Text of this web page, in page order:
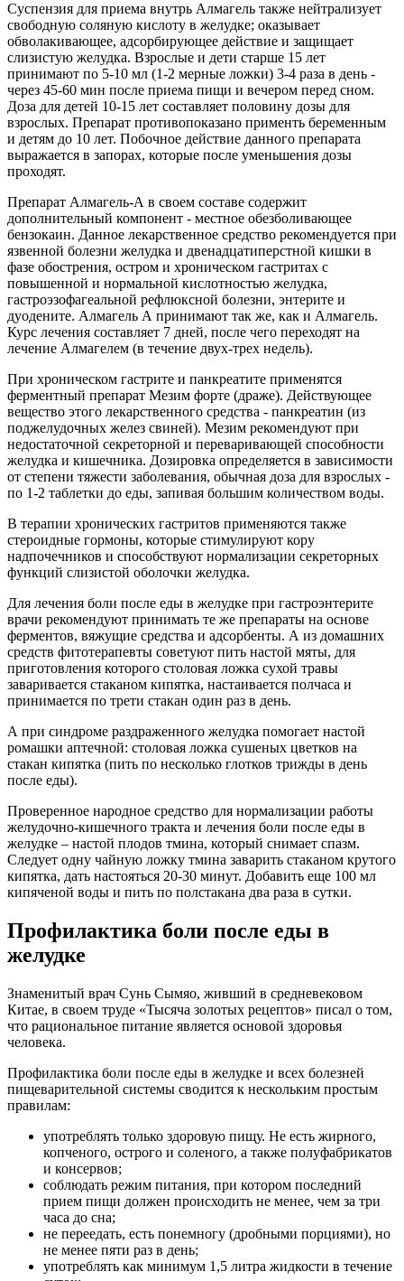
Суспензия для приема внутрь Алмагель также нейтрализует
свободную соляную кислоту в желудке; оказывает
обволакивающее, адсорбирующее действие и защищает
слизистую желудка. Взрослые и дети старше 15 лет
принимают по 5-10 мл (1-2 мерные ложки) 3-4 раза в день -
через 45-60 мин после приема пищи и вечером перед сном.
Доза для детей 10-15 лет составляет половину дозы для
взрослых. Препарат противопоказано применть беременным
и детям до 10 лет. Побочное действие данного препарата
выражается в запорах, которые после уменьшения дозы
проходят.
Препарат Алмагель-А в своем составе содержит
дополнительный компонент - местное обезболивающее
бензокаин. Данное лекарственное средство рекомендуется при
язвенной болезни желудка и двенадцатиперстной кишки в
фазе обострения, остром и хроническом гастритах с
повышенной и нормальной кислотностью желудка,
гастроэзофагеальной рефлюксной болезни, энтерите и
дуодените. Алмагель А принимают так же, как и Алмагель.
Курс лечения составляет 7 дней, после чего переходят на
лечение Алмагелем (в течение двух-трех недель).
При хроническом гастрите и панкреатите применятся
ферментный препарат Мезим форте (драже). Действующее
вещество этого лекарственного средства - панкреатин (из
поджелудочных желез свиней). Мезим рекомендуют при
недостаточной секреторной и переваривающей способности
желудка и кишечника. Дозировка определяется в зависимости
от степени тяжести заболевания, обычная доза для взрослых -
по 1-2 таблетки до еды, запивая большим количеством воды.
В терапии хронических гастритов применяются также
стероидные гормоны, которые стимулируют кору
надпочечников и способствуют нормализации секреторных
функций слизистой оболочки желудка.
Для лечения боли после еды в желудке при гастроэнтерите
врачи рекомендуют принимать те же препараты на основе
ферментов, вяжущие средства и адсорбенты. А из домашних
средств фитотерапевты советуют пить настой мяты, для
приготовления которого столовая ложка сухой травы
заваривается стаканом кипятка, настаивается полчаса и
принимается по трети стакан один раз в день.
А при синдроме раздраженного желудка помогает настой
ромашки аптечной: столовая ложка сушеных цветков на
стакан кипятка (пить по несколько глотков трижды в день
после еды).
Проверенное народное средство для нормализации работы
желудочно-кишечного тракта и лечения боли после еды в
желудке – настой плодов тмина, который снимает спазм.
Следует одну чайную ложку тмина заварить стаканом крутого
кипятка, дать настояться 20-30 минут. Добавить еще 100 мл
кипяченой воды и пить по полстакана два раза в сутки.
Профилактика боли после еды в
желудке
Знаменитый врач Сунь Сымяо, живший в средневековом
Китае, в своем труде «Тысяча золотых рецептов» писал о том,
что рациональное питание является основой здоровья
человека.
Профилактика боли после еды в желудке и всех болезней
пищеварительной системы сводится к нескольким простым
правилам:
употреблять только здоровую пищу. Не есть жирного,
копченого, острого и соленого, а также полуфабрикатов
и консервов;
соблюдать режим питания, при котором последний
прием пищи должен происходить не менее, чем за три
часа до сна;
не переедать, есть понемногу (дробными порциями), но
не менее пяти раз в день;
употреблять как минимум 1,5 литра жидкости в течение